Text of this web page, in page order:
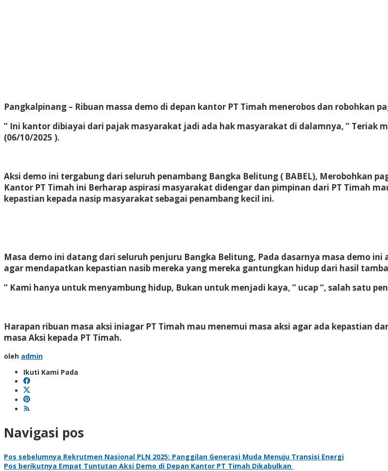
Pangkalpinang – Ribuan massa demo di depan kantor PT Timah menerobos dan robohkan
” Ini kantor dibiayai dari pajak masyarakat jadi ada hak masyarakat di dalamnya, ” Teriak
(06/10/2025 ).
Aksi demo ini tergabung dari seluruh penambang Bangka Belitung ( BABEL), Merobohkan
Kantor PT Timah ini Berharap aspirasi masyarakat didengar dan pimpinan dari PT Timah
kepastian kepada nasip masyarakat sebagai penambang kecil ini.
Masa demo ini datang dari seluruh penjuru Bangka Belitung, Pada dasarnya masa demo
agar mendapatkan kepastian nasib mereka yang mereka gantungkan hidup dari hasil
” Kami hanya untuk menyambung hidup, Bukan untuk menjadi kaya, ” ucap “, salah satu
Harapan ribuan masa aksi iniagar PT Timah mau menemui masa aksi agar ada kepastian
masa Aksi kepada PT Timah.
oleh admin
Ikuti Kami Pada
Navigasi pos
Pos sebelumnya Rekrutmen Nasional PLN 2025: Panggilan Generasi Muda Menuju Transisi Energi
Pos berikutnya Empat Tuntutan Aksi Demo di Depan Kantor PT Timah Dikabulkan